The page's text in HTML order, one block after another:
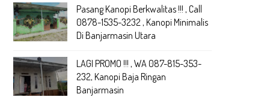
Pasang Kanopi Berkwalitas !!! , Call
0878-1535-3232 , Kanopi Minimalis
Di Banjarmasin Utara
LAGI PROMO !!! , WA 087-815-353-
232, Kanopi Baja Ringan
Banjarmasin